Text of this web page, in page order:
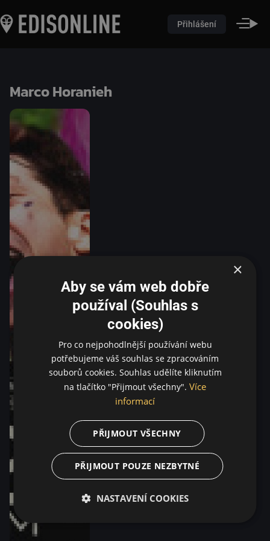
Přihlášení
Marco Horanieh
×
Aby se vám web dobře
používal (Souhlas s
cookies)
Pro co nejpohodlnější používání webu
potřebujeme váš souhlas se zpracováním
souborů cookies. Souhlas udělíte kliknutím
na tlačítko "Přijmout všechny". Více
informací
PŘIJMOUT VŠECHNY
PŘIJMOUT POUZE NEZBYTNÉ
NASTAVENÍ COOKIES